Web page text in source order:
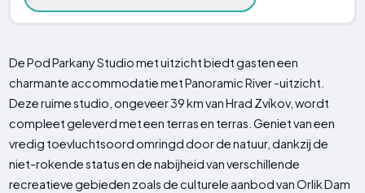
De Pod Parkany Studio met uitzicht biedt gasten een
charmante accommodatie met Panoramic River -uitzicht.
Deze ruime studio, ongeveer 39 km van Hrad Zvíkov, wordt
compleet geleverd met een terras en terras. Geniet van een
vredig toevluchtsoord omringd door de natuur, dankzij de
niet-rokende status en de nabijheid van verschillende
recreatieve gebieden zoals de culturele aanbod van Orlik Dam